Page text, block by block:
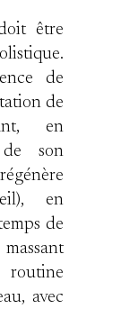
être
de
de
en
son
en
de
avec